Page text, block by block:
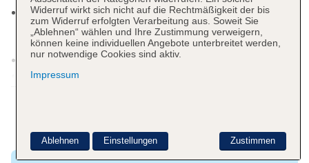
Internet: WLAN/WiFi, im gesamten Hotel
(Anlage): ohne Gebühr, an der Rezeption/in der
Lobby, in der Bar
Waschsalon: gegen Gebühr
Zahlungsarten: TUI Card / VISA, MasterCard, EC
Parkmöglichkeiten: Parkplatz (nach
Verfügbarkeit), unbewacht: ohne Gebühr, Garage:
Widerruf wirkt sich nicht auf die Rechtmäßigkeit der bis
zum Widerruf erfolgten Verarbeitung aus. Soweit Sie
„Ablehnen“ wählen und Ihre Zustimmung verweigern,
können keine individuellen Angebote unterbreitet werden,
nur notwendige Cookies sind aktiv.
Impressum
Zustimmen
Ablehnen Einstellungen